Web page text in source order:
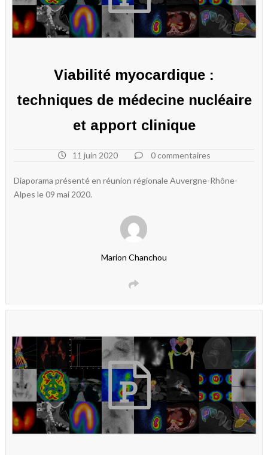
Viabilité myocardique :
techniques de médecine nucléaire
et apport clinique
11 juin 2020 0 commentaires
Diaporama présenté en réunion régionale Auvergne-Rhône-
Alpes le 09 mai 2020.
Marion Chanchou